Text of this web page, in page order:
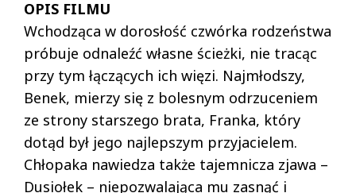
OPIS FILMU
Wchodząca w dorosłość czwórka rodzeństwa
próbuje odnaleźć własne ścieżki, nie tracąc
przy tym łączących ich więzi. Najmłodszy,
Benek, mierzy się z bolesnym odrzuceniem
ze strony starszego brata, Franka, który
dotąd był jego najlepszym przyjacielem.
Chłopaka nawiedza także tajemnicza zjawa –
Dusiołek – niepozwalająca mu zasnąć i